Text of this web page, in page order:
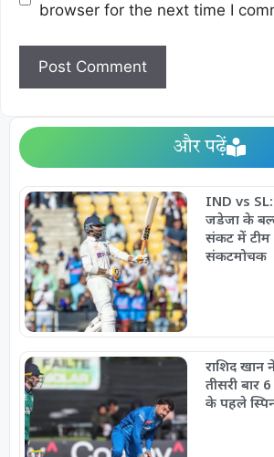
browser for the next time I
और पढ़ें
IND vs SL:
जडेजा के
संकट में टीम
संकटमोचक
राशिद खान
तीसरी बार
के पहले